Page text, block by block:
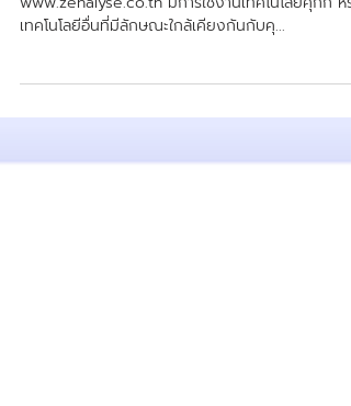
นโยบายการใช้คุกกี้ (Cookies Policy) เว็บไซต์
www.zenalyse.co.th มีการใช้งานเทคโนโลยีคุกกี้ หรือ